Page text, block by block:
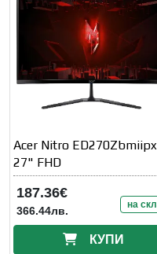
Acer Nitro ED270Zbmiipx
27" FHD
187.36€
366.44лв. на
КУПИ